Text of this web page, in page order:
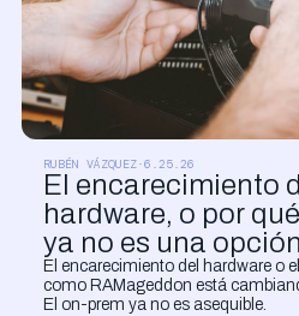
CLOUD Y SISTEMAS
RUBÉN VÁZQUEZ·6.25.26
El encarecimiento
hardware, o por
ya no es una
El encarecimiento del hardware o
como RAMageddon está
El on-prem ya no es asequible.